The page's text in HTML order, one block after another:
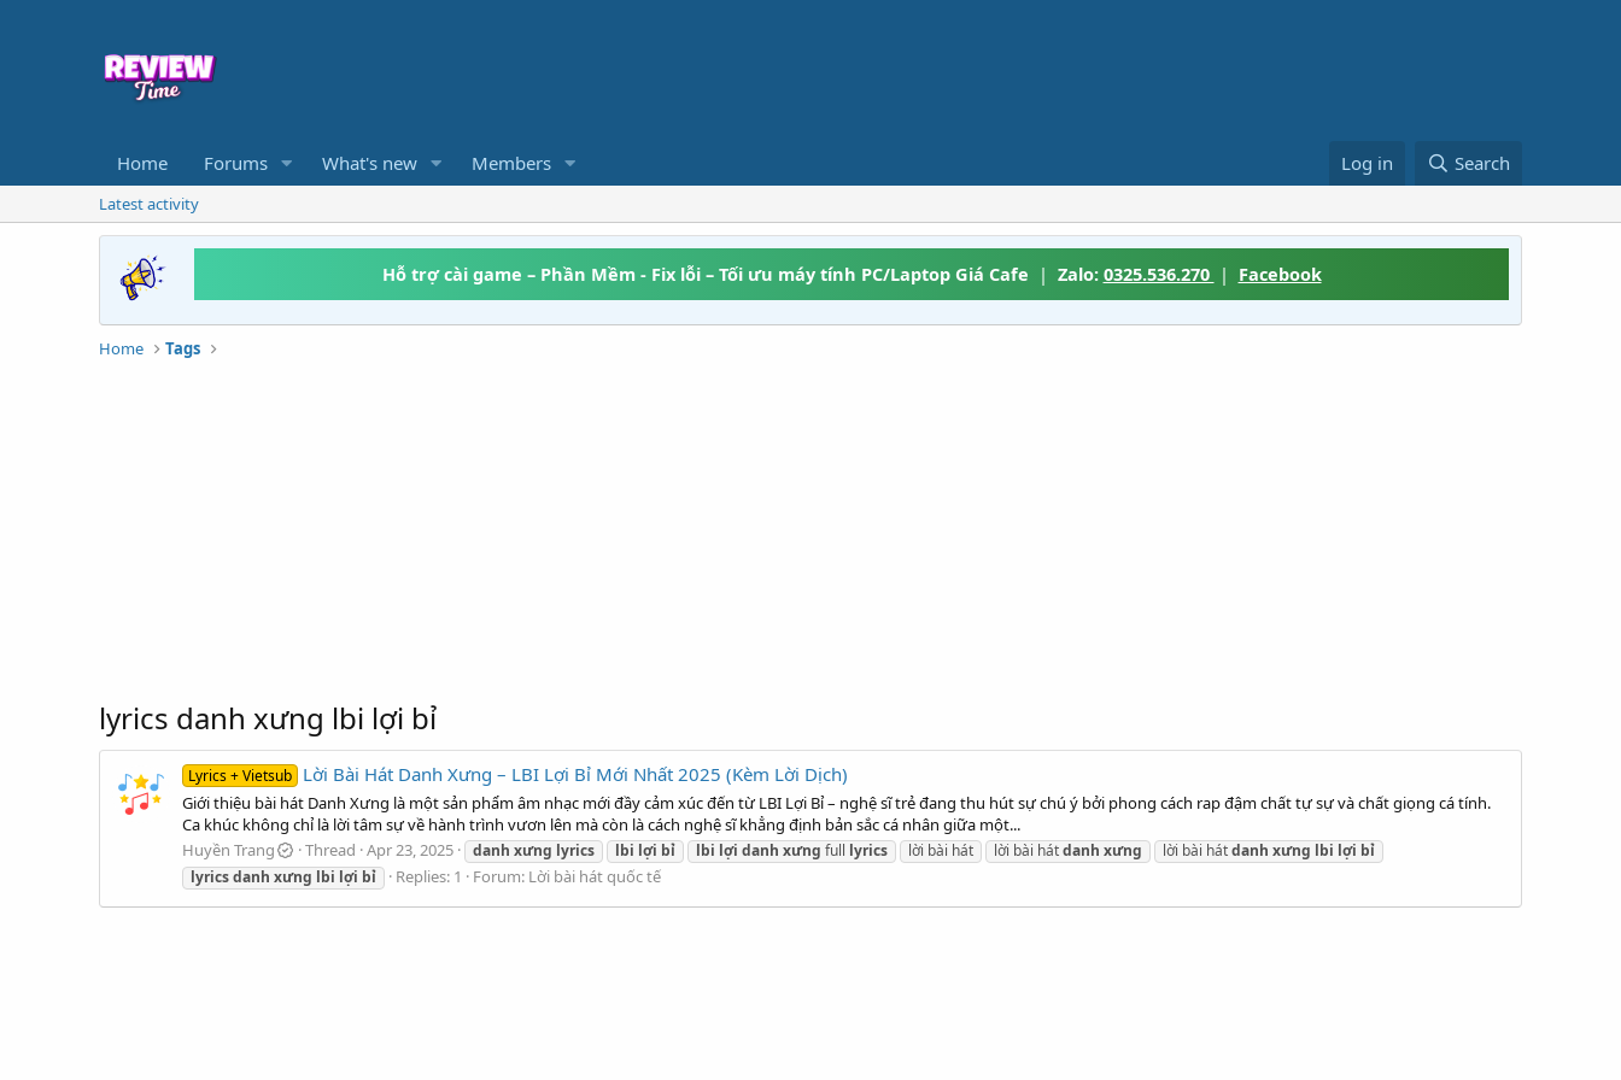
Home Forums What's new Members Log in Search
Latest activity
Hỗ trợ cài game – Phần Mềm - Fix lỗi – Tối ưu máy tính PC/Laptop Giá Cafe | Zalo: 0325.536.270 | Facebook
Home Tags
lyrics danh xưng lbi lợi bỉ
Lyrics + Vietsub Lời Bài Hát Danh Xưng – LBI Lợi Bỉ Mới Nhất 2025 (Kèm Lời Dịch)
Giới thiệu bài hát Danh Xưng là một sản phẩm âm nhạc mới đầy cảm xúc đến từ LBI Lợi Bỉ – nghệ sĩ trẻ đang thu hút sự chú ý bởi phong cách rap đậm chất tự sự và chất giọng cá tính.
Ca khúc không chỉ là lời tâm sự về hành trình vươn lên mà còn là cách nghệ sĩ khẳng định bản sắc cá nhân giữa một...
Huyền Trang
Thread Apr 23, 2025 danh xưng lyrics lbi lợi bỉ lbi lợi danh xưng full lyrics lời bài hát lời bài hátdanh xưng lời bài hátdanh xưng lbi lợi bỉ
lyricsdanh xưng lbi lợi bỉ Replies: 1 Forum: Lời bài hát quốc tế